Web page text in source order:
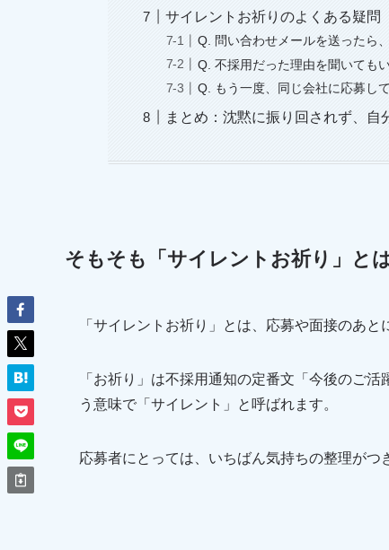
サイレントお祈りのよくある疑問
Q. 問い合わせメールを送ったら
Q. 不採用だった理由を聞いても
Q. もう一度、同じ会社に応募し
まとめ：沈黙に振り回されず、自
そもそも「サイレントお祈り」と
「サイレントお祈り」とは、応募や面接のあと
「お祈り」は不採用通知の定番文「今後のご
う意味で「サイレント」と呼ばれます。
応募者にとっては、いちばん気持ちの整理がつ